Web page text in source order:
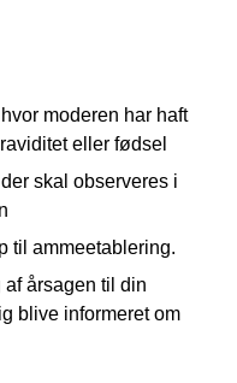
moderen har haft
eller fødsel
skal observeres i
til ammeetablering.
årsagen til din
blive informeret om